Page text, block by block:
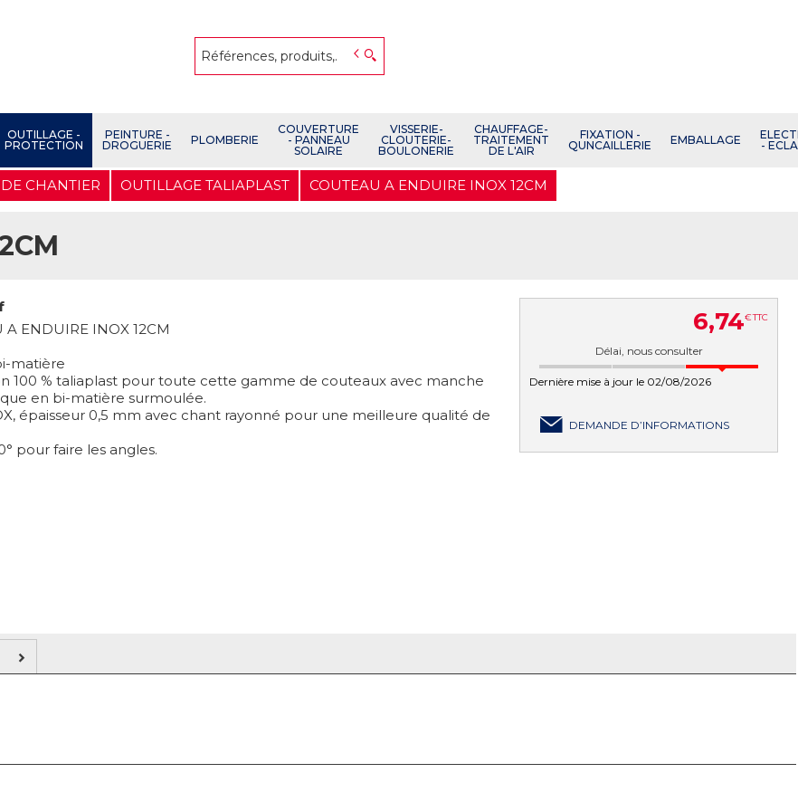
OUTILLAGE -
PROTECTION
PEINTURE -
DROGUERIE
PLOMBERIE
COUVERTURE
- PANNEAU
SOLAIRE
VISSERIE-
CLOUTERIE-
BOULONERIE
CHAUFFAGE-
TRAITEMENT
DE L'AIR
FIXATION -
QUNCAILLERIE
EMBALLAGE
-
CHANTIER OUTILLAGE TALIAPLAST COUTEAU A ENDUIRE INOX 12CM
A ENDUIRE INOX 12CM
matière
100 % taliaplast pour toute cette gamme de couteaux avec manche
en bi-matière surmoulée.
épaisseur 0,5 mm avec chant rayonné pour une meilleure qualité de
pour faire les angles.
6,74€TTC
Délai, nous consulter
Dernière mise à jour le 02/08/2026
DEMANDE D’INFORMATIONS